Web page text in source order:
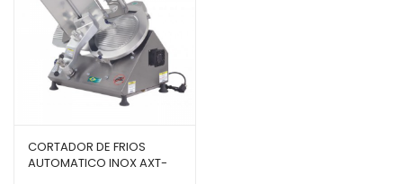
CORTADOR DE FRIOS
AUTOMATICO INOX AXT-